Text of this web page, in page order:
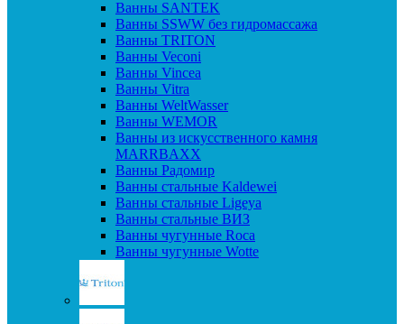
Ванны SANTEK
Ванны SSWW без гидромассажа
Ванны TRITON
Ванны Veconi
Ванны Vincea
Ванны Vitra
Ванны WeltWasser
Ванны WEMOR
Ванны из искусственного камня
MARRBAXX
Ванны Радомир
Ванны стальные Kaldewei
Ванны стальные Ligeya
Ванны стальные ВИЗ
Ванны чугунные Roca
Ванны чугунные Wotte